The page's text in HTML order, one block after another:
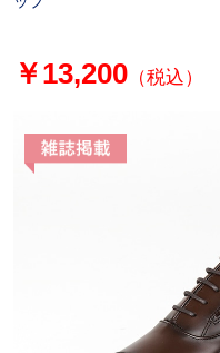
￥13,200（税込）